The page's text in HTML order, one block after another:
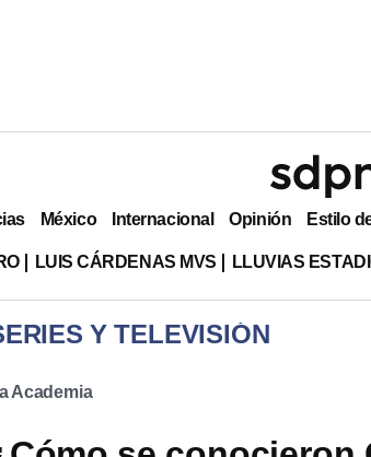
México Internacional Opinión Estilo
LUIS CÁRDENAS MVS LLUVIAS
Y TELEVISIÓN
Academia